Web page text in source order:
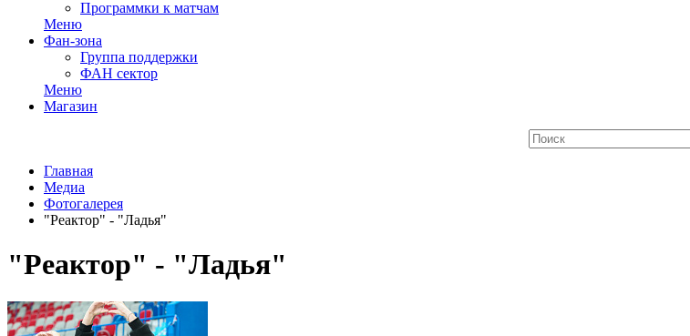
Программки к матчам
Меню
Фан-зона
Группа поддержки
ФАН сектор
Меню
Магазин
Главная
Медиа
Фотогалерея
"Реактор" - "Ладья"
"Реактор" - "Ладья"